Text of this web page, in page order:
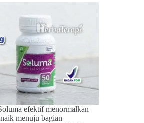
efektif menormalkan
menuju bagian